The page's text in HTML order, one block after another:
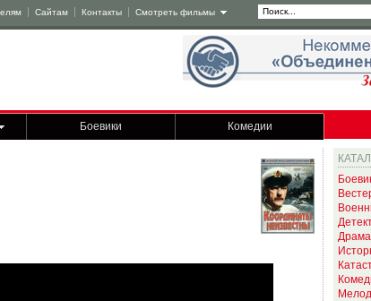
Сайтам Контакты Смотреть фильмы
Боевики Комедии
Драма